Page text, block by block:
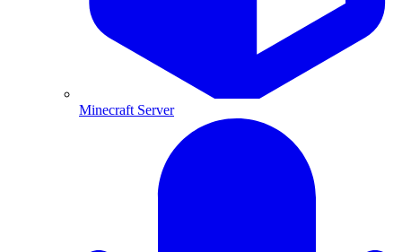
Minecraft Server